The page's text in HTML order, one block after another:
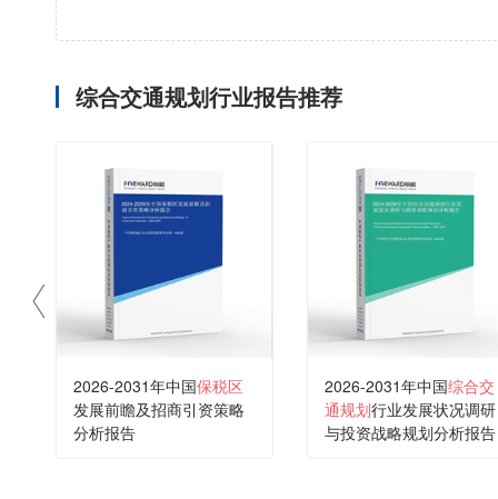
综合交通规划行业报告推荐
2026-2031年中国保税区
发展前瞻及招商引资策略
分析报告
2026-2031年中国综合交
通规划行业发展状况调研
与投资战略规划分析报告